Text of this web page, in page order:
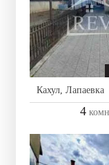
Кахул, Лапаевка
4